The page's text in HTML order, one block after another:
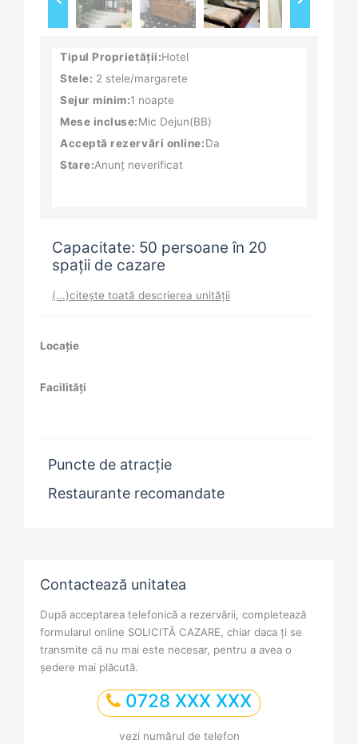
Tipul Proprietății:Hotel
Stele: 2 stele/margarete
Sejur minim:1 noapte
Mese incluse:Mic Dejun(BB)
Acceptă rezervări online:Da
Stare:Anunț neverificat
Capacitate: 50 persoane în 20
spații de cazare
(...)citește toată descrierea unității
Locație
Facilități
Puncte de atracție
Restaurante recomandate
Contactează unitatea
După acceptarea telefonică a rezervării, completează
formularul online SOLICITĂ CAZARE, chiar daca ți se
transmite că nu mai este necesar, pentru a avea o
ședere mai plăcută.
0728 XXX XXX
vezi numărul de telefon